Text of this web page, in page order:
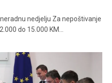
nedjelju Za nepoštivanje
do 15.000 KM…